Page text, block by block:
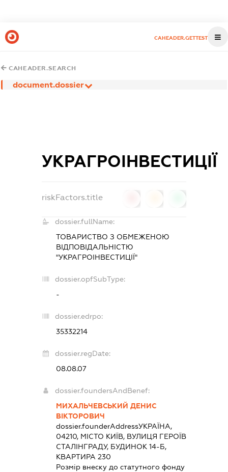
CAHEADER.GETTEST
CAHEADER.SEARCH
document.dossier
УКРАГРОІНВЕСТИЦІЇ
riskFactors.title
dossier.fullName:
ТОВАРИСТВО З ОБМЕЖЕНОЮ
ВІДПОВІДАЛЬНІСТЮ
"УКРАГРОІНВЕСТИЦІЇ"
dossier.opfSubType:
-
dossier.edrpo:
35332214
dossier.regDate:
08.08.07
dossier.foundersAndBenef:
МИХАЛЬЧЕВСЬКИЙ ДЕНИС
ВІКТОРОВИЧ
dossier.founderAddressУКРАЇНА,
04210, МІСТО КИЇВ, ВУЛИЦЯ ГЕРОЇВ
СТАЛІНГРАДУ, БУДИНОК 14-Б,
КВАРТИРА 230
Розмір внеску до статутного фонду